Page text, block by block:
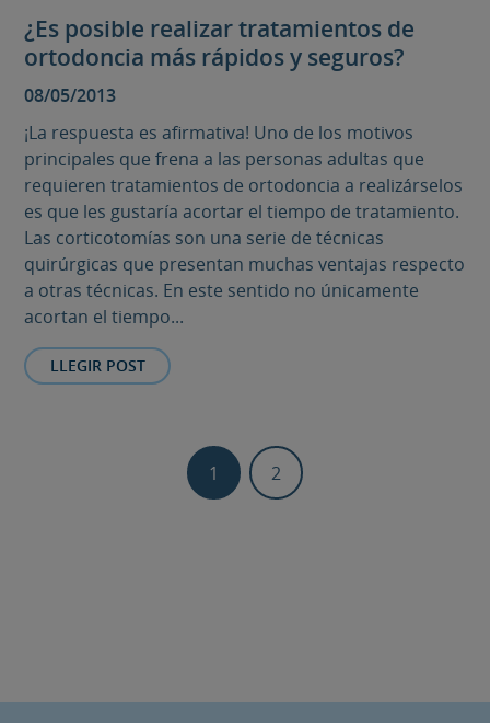
¿Es posible realizar tratamientos de
ortodoncia más rápidos y seguros?
08/05/2013
¡La respuesta es afirmativa! Uno de los motivos
principales que frena a las personas adultas que
requieren tratamientos de ortodoncia a realizárselos
es que les gustaría acortar el tiempo de tratamiento.
Las corticotomías son una serie de técnicas
quirúrgicas que presentan muchas ventajas respecto
a otras técnicas. En este sentido no únicamente
acortan el tiempo...
LLEGIR POST
1 2